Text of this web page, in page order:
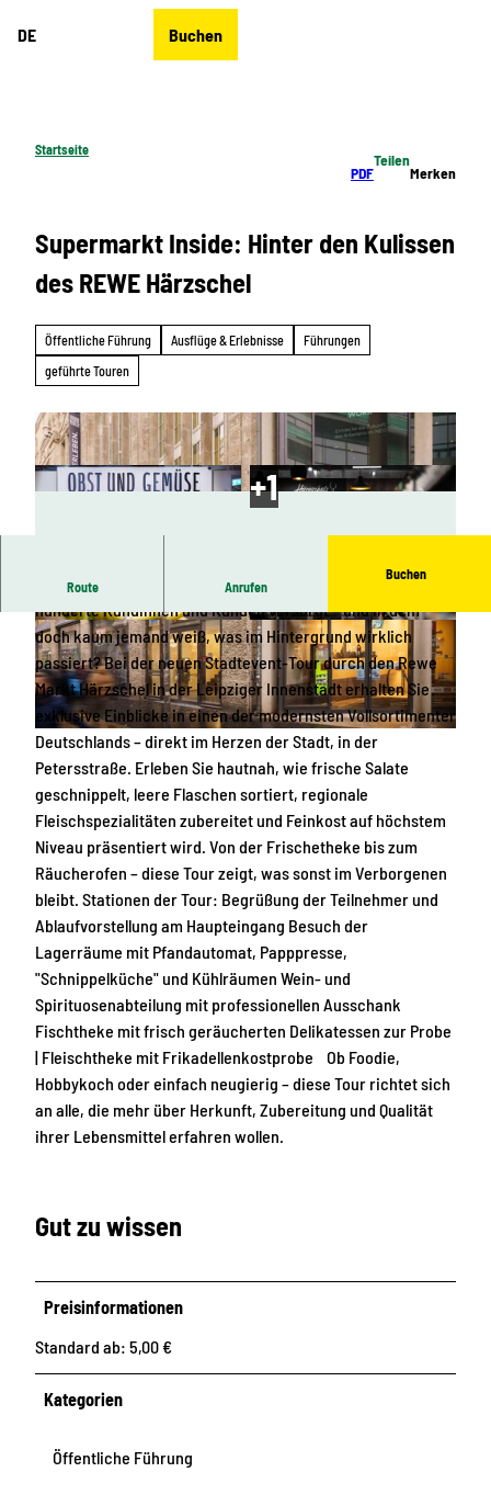
DE Buchen
Startseite
PDF
Teilen
Merken
Supermarkt Inside: Hinter den Kulissen
des REWE Härzschel
Öffentliche Führung Ausflüge & Erlebnisse
Führungen
geführte Touren
P
h
o
t
o
P
h
o
t
o
P
h
o
t
o
Route Anrufen
Buchen
Wie funktioniert eigentlich ein Supermarkt, der täglich
hunderte Kundinnen und Kunden versorgt – und in dem
doch kaum jemand weiß, was im Hintergrund wirklich
passiert? Bei der neuen Stadtevent-Tour durch den Rewe
Markt Härzschel in der Leipziger Innenstadt erhalten Sie
exklusive Einblicke in einen der modernsten Vollsortimenter
Deutschlands – direkt im Herzen der Stadt, in der
Petersstraße. Erleben Sie hautnah, wie frische Salate
geschnippelt, leere Flaschen sortiert, regionale
Fleischspezialitäten zubereitet und Feinkost auf höchstem
Niveau präsentiert wird. Von der Frischetheke bis zum
Räucherofen – diese Tour zeigt, was sonst im Verborgenen
bleibt. Stationen der Tour: Begrüßung der Teilnehmer und
Ablaufvorstellung am Haupteingang Besuch der
Lagerräume mit Pfandautomat, Papppresse,
"Schnippelküche" und Kühlräumen Wein- und
Spirituosenabteilung mit professionellen Ausschank
Fischtheke mit frisch geräucherten Delikatessen zur Probe
| Fleischtheke mit Frikadellenkostprobe Ob Foodie,
Hobbykoch oder einfach neugierig – diese Tour richtet sich
an alle, die mehr über Herkunft, Zubereitung und Qualität
ihrer Lebensmittel erfahren wollen.
Gut zu wissen
Preisinformationen
Standard ab: 5,00 €
Kategorien
Öffentliche Führung